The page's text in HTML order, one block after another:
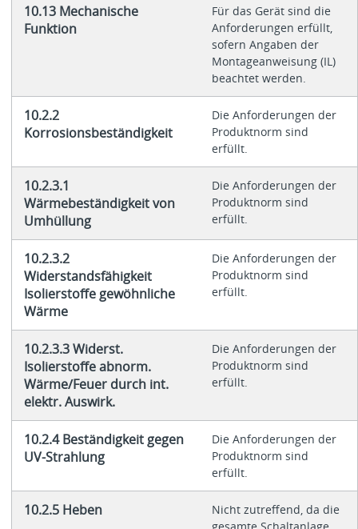
10.13 Mechanische
Funktion
Für das Gerät sind die
Anforderungen erfüllt,
sofern Angaben der
Montageanweisung (IL)
beachtet werden.
10.2.2
Korrosionsbeständigkeit
Die Anforderungen der
Produktnorm sind
erfüllt.
10.2.3.1
Wärmebeständigkeit von
Umhüllung
Die Anforderungen der
Produktnorm sind
erfüllt.
10.2.3.2
Widerstandsfähigkeit
Isolierstoffe gewöhnliche
Wärme
Die Anforderungen der
Produktnorm sind
erfüllt.
10.2.3.3 Widerst.
Isolierstoffe abnorm.
Wärme/Feuer durch int.
elektr. Auswirk.
Die Anforderungen der
Produktnorm sind
erfüllt.
10.2.4 Beständigkeit gegen
UV-Strahlung
Die Anforderungen der
Produktnorm sind
erfüllt.
10.2.5 Heben
Nicht zutreffend, da die